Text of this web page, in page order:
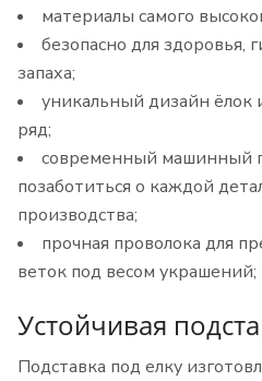
материалы самого
безопасно для здоровья,
запаха;
уникальный дизайн
ряд;
современный машинный
позаботиться о каждой
производства;
прочная проволока для
веток под весом украшений;
Устойчивая
Подставка под елку